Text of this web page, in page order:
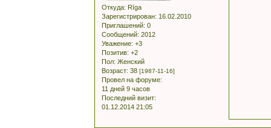
Откуда: Rīga
Зарегистрирован: 16.02.2010
Приглашений: 0
Сообщений: 2012
Уважение: +3
Позитив: +2
Пол: Женский
Возраст: 38 [1987-11-16]
Провел на форуме:
11 дней 9 часов
Последний визит:
01.12.2014 21:05